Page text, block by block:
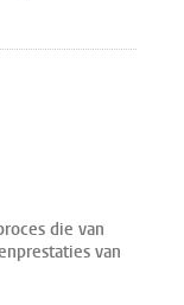
die van
van